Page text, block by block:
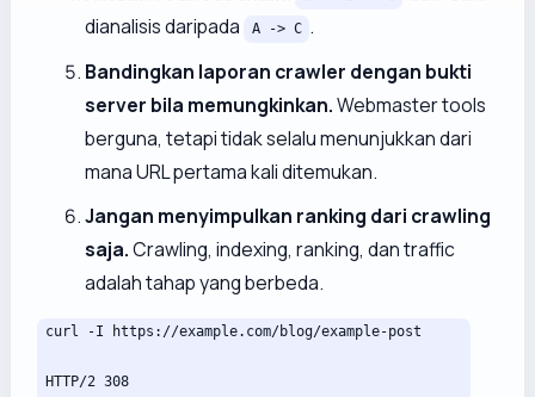
dianalisis daripada
A -> C .
Bandingkan laporan crawler dengan bukti
server bila memungkinkan.Webmaster tools
berguna, tetapi tidak selalu menunjukkan dari
mana URL pertama kali ditemukan.
Jangan menyimpulkan ranking dari crawling
saja.Crawling, indexing, ranking, dan traffic
adalah tahap yang berbeda.
curl -I https://example.com/blog/example-post
HTTP/2 308